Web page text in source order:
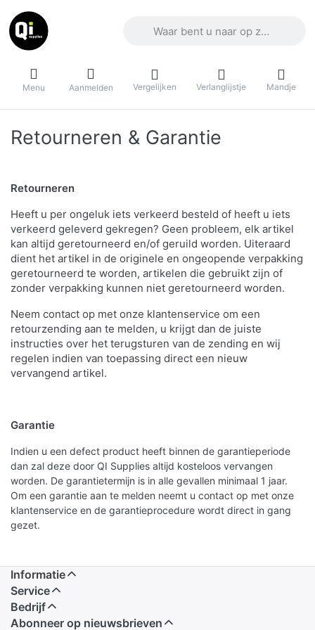
Menu Aanmelden Vergelijken Verlanglijstje Mandje
Retourneren & Garantie
Retourneren
Heeft u per ongeluk iets verkeerd besteld of heeft u iets
verkeerd geleverd gekregen? Geen probleem, elk artikel
kan altijd geretourneerd en/of geruild worden. Uiteraard
dient het artikel in de originele en ongeopende verpakking
geretourneerd te worden, artikelen die gebruikt zijn of
zonder verpakking kunnen niet geretourneerd worden.
Neem contact op met onze klantenservice om een
retourzending aan te melden, u krijgt dan de juiste
instructies over het terugsturen van de zending en wij
regelen indien van toepassing direct een nieuw
vervangend artikel.
Garantie
Indien u een defect product heeft binnen de garantieperiode
dan zal deze door QI Supplies altijd kosteloos vervangen
worden. De garantietermijn is in alle gevallen minimaal 1 jaar.
Om een garantie aan te melden neemt u contact op met onze
klantenservice en de garantieprocedure wordt direct in gang
gezet.
Informatie
Service
Bedrijf
Abonneer op nieuwsbrieven